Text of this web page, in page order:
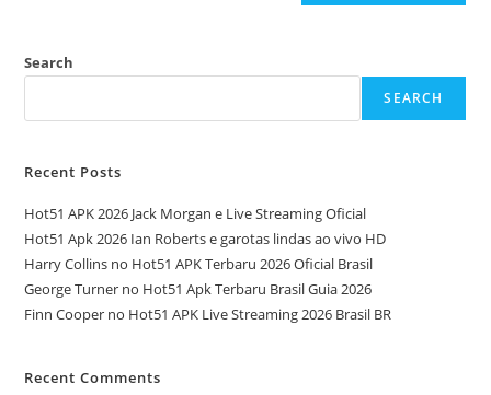
Search
SEARCH
Recent Posts
Hot51 APK 2026 Jack Morgan e Live Streaming Oficial
Hot51 Apk 2026 Ian Roberts e garotas lindas ao vivo HD
Harry Collins no Hot51 APK Terbaru 2026 Oficial Brasil
George Turner no Hot51 Apk Terbaru Brasil Guia 2026
Finn Cooper no Hot51 APK Live Streaming 2026 Brasil BR
Recent Comments